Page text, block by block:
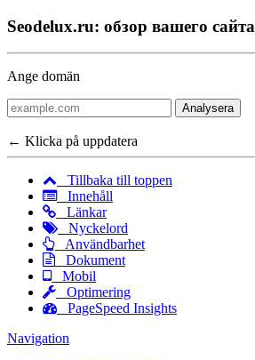
Seodelux.ru: обзор вашего сайта
Ange domän
Analysera
← Klicka på uppdatera
Tillbaka till toppen
Innehåll
Länkar
Nyckelord
Användbarhet
Dokument
Mobil
Optimering
PageSpeed Insights
Navigation